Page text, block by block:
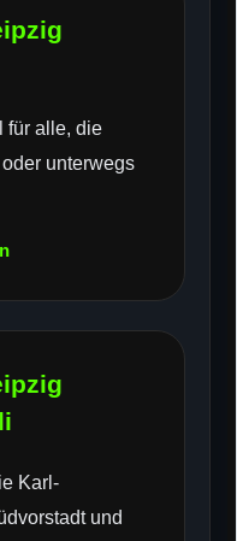
für alle, die
unterwegs
Karl-
und